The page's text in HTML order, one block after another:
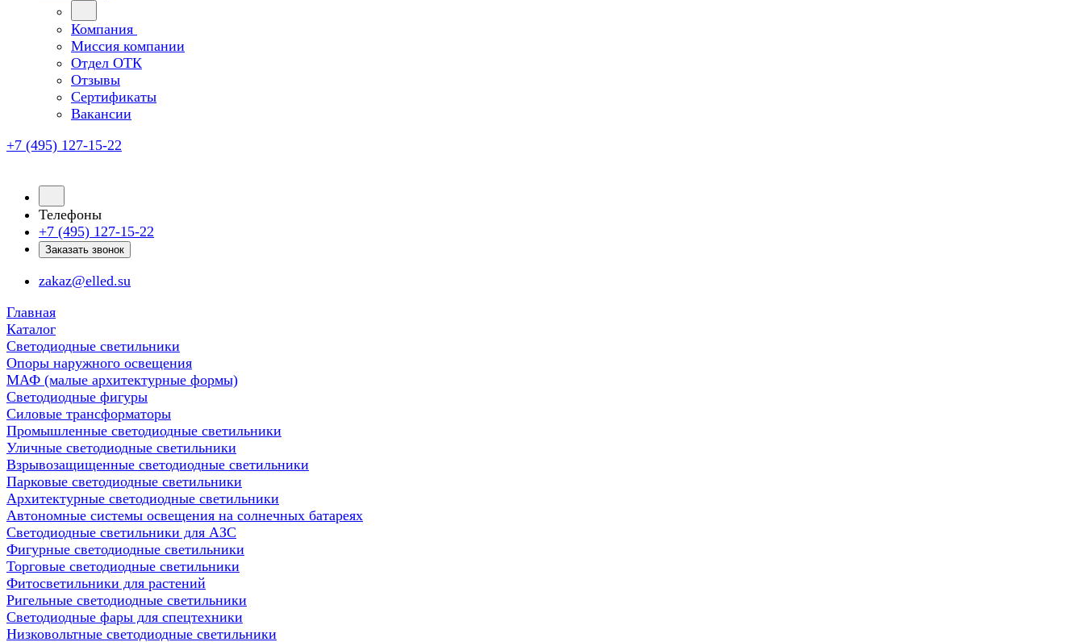
Компания
Миссия компании
Отдел ОТК
Отзывы
Сертификаты
Вакансии
+7 (495) 127-15-22
Телефоны
+7 (495) 127-15-22
Заказать звонок
zakaz@elled.su
Главная
Каталог
Светодиодные светильники
Опоры наружного освещения
МАФ (малые архитектурные формы)
Светодиодные фигуры
Силовые трансформаторы
Промышленные светодиодные светильники
Уличные светодиодные светильники
Взрывозащищенные светодиодные светильники
Парковые светодиодные светильники
Архитектурные светодиодные светильники
Автономные системы освещения на солнечных батареях
Светодиодные светильники для АЗС
Фигурные светодиодные светильники
Торговые светодиодные светильники
Фитосветильники для растений
Ригельные светодиодные светильники
Cветодиодные фары для спецтехники
Низковольтные светодиодные светильники